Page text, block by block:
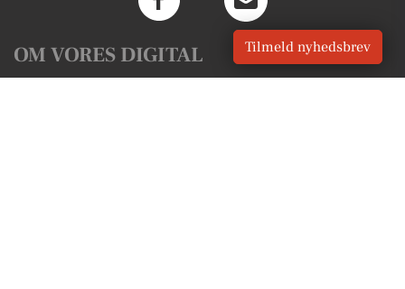
OM VORES DIGITAL Tilmeld nyhedsbrev